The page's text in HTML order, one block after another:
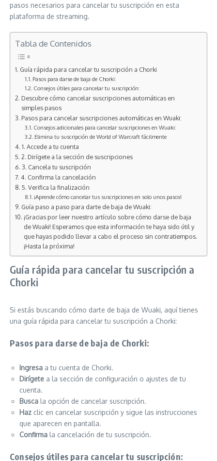
pasos necesarios para cancelar tu suscripción en esta
plataforma de streaming.
Tabla de Contenidos
Guía rápida para cancelar tu suscripción a Chorki
Pasos para darse de baja de Chorki:
Consejos útiles para cancelar tu suscripción:
Descubre cómo cancelar suscripciones automáticas en
simples pasos
Pasos para cancelar suscripciones automáticas en Wuaki:
Consejos adicionales para cancelar suscripciones en Wuaki:
Elimina tu suscripción de World of Warcraft fácilmente
1. Accede a tu cuenta
2. Dirígete a la sección de suscripciones
3. Cancela tu suscripción
4. Confirma la cancelación
5. Verifica la finalización
¡Aprende cómo cancelar tus suscripciones en solo unos pasos!
Guía paso a paso para darte de baja de Wuaki:
¡Gracias por leer nuestro artículo sobre cómo darse de baja
de Wuaki! Esperamos que esta información te haya sido útil y
que hayas podido llevar a cabo el proceso sin contratiempos.
¡Hasta la próxima!
Guía rápida para cancelar tu suscripción a
Chorki
Si estás buscando cómo darte de baja de Wuaki, aquí tienes
una guía rápida para cancelar tu suscripción a Chorki:
Pasos para darse de baja de Chorki:
Ingresa a tu cuenta de Chorki.
Dirígete a la sección de configuración o ajustes de tu
cuenta.
Busca la opción de cancelar suscripción.
Haz clic en cancelar suscripción y sigue las instrucciones
que aparecen en pantalla.
Confirma la cancelación de tu suscripción.
Consejos útiles para cancelar tu suscripción: